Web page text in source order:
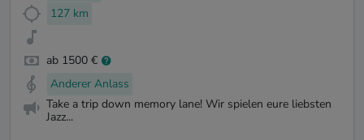
127 km
ab 1500 €
Anderer Anlass
Take a trip down memory lane! Wir spielen eure liebsten
Jazz...